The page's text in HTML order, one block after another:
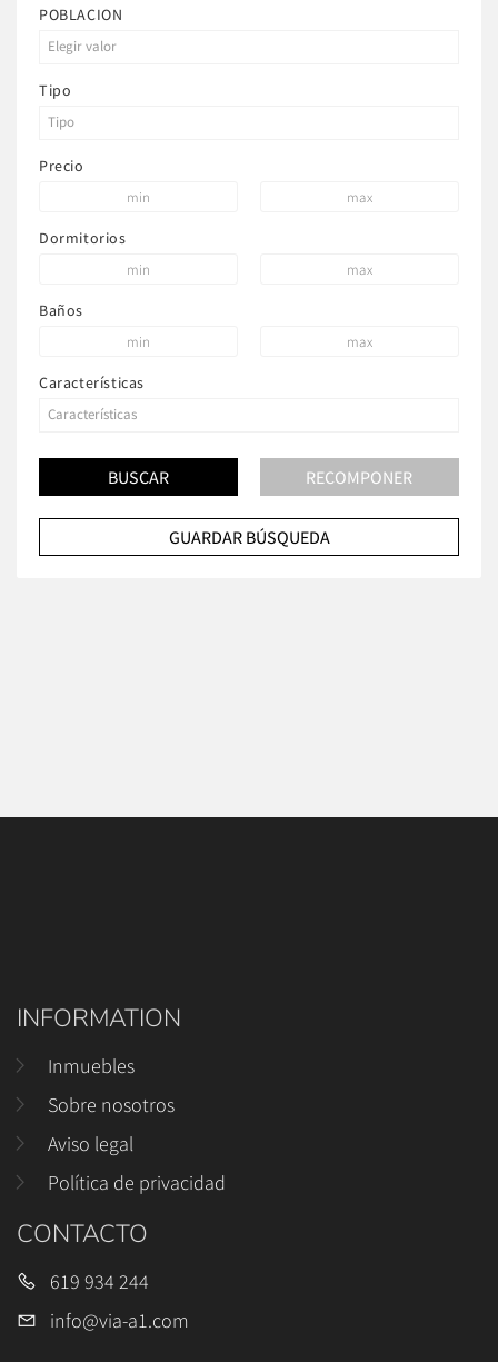
POBLACION
Tipo
Precio
Dormitorios
Baños
Características
INFORMATION
Inmuebles
Sobre nosotros
Aviso legal
Política de privacidad
CONTACTO
619 934 244
info@via-a1.com